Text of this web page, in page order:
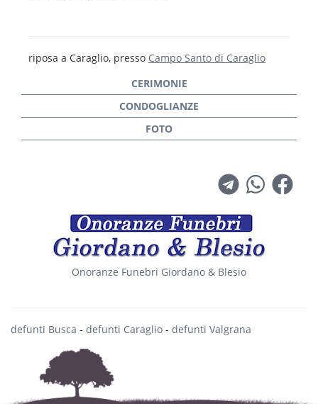
riposa a Caraglio, presso Campo Santo di Caraglio
Onoranze Funebri Giordano & Blesio
defunti Busca - defunti Caraglio - defunti Valgrana